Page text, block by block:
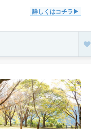
詳しくはコチラ